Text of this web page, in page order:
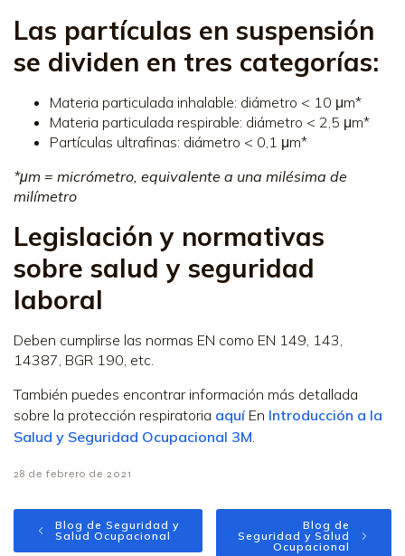
Las partículas en suspensión
se dividen en tres categorías:
Materia particulada inhalable: diámetro < 10 μm*
Materia particulada respirable: diámetro < 2,5 μm*
Partículas ultrafinas: diámetro < 0,1 μm*
*μm = micrómetro, equivalente a una milésima de
milímetro
Legislación y normativas
sobre salud y seguridad
laboral
Deben cumplirse las normas EN como EN 149, 143,
14387, BGR 190, etc.
También puedes encontrar información más detallada
sobre la protección respiratoria aquí En Introducción a la
Salud y Seguridad Ocupacional 3M
28 de febrero de 2021
Blog de Seguridad y
Salud Ocupacional
Blog de
Seguridad y Salud
Ocupacional